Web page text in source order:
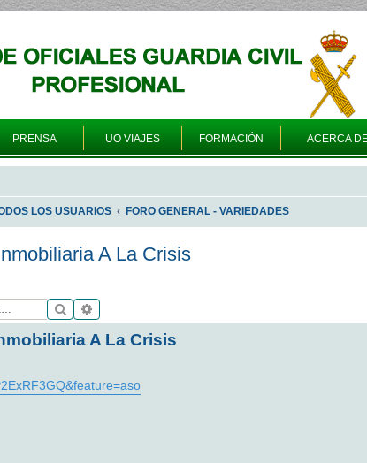
PRENSA UO VIAJES FORMACIÓN ACERCA
LOS USUARIOS FORO GENERAL - VARIEDADES
A La Crisis
Buscar
A La Crisis